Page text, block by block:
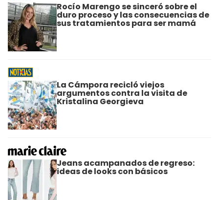
Rocío Marengo se sinceró sobre el
duro proceso y las consecuencias de
sus tratamientos para ser mamá
La Cámpora recicló viejos
argumentos contra la visita de
Kristalina Georgieva
Jeans acampanados de regreso:
ideas de looks con básicos